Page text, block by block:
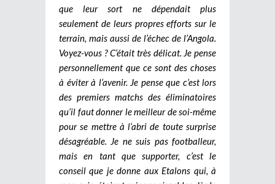
que leur sort ne dépendait plus
seulement de leurs propres efforts sur le
terrain, mais aussi de l’échec de l’Angola.
Voyez-vous ? C’était très délicat. Je pense
personnellement que ce sont des choses
à éviter à l’avenir. Je pense que c’est lors
des premiers matchs des éliminatoires
qu’il faut donner le meilleur de soi-même
pour se mettre à l’abri de toute surprise
désagréable. Je ne suis pas footballeur,
mais en tant que supporter, c’est le
conseil que je donne aux Etalons qui, à